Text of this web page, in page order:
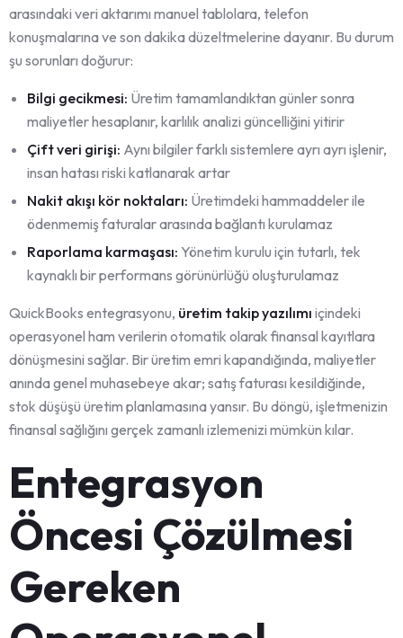
arasındaki veri aktarımı manuel tablolara, telefon
konuşmalarına ve son dakika düzeltmelerine dayanır. Bu durum
şu sorunları doğurur:
Bilgi gecikmesi: Üretim tamamlandıktan günler sonra
maliyetler hesaplanır, karlılık analizi güncelliğini yitirir
Çift veri girişi: Aynı bilgiler farklı sistemlere ayrı ayrı işlenir,
insan hatası riski katlanarak artar
Nakit akışı kör noktaları: Üretimdeki hammaddeler ile
ödenmemiş faturalar arasında bağlantı kurulamaz
Raporlama karmaşası: Yönetim kurulu için tutarlı, tek
kaynaklı bir performans görünürlüğü oluşturulamaz
QuickBooks entegrasyonu, üretim takip yazılımı içindeki
operasyonel ham verilerin otomatik olarak finansal kayıtlara
dönüşmesini sağlar. Bir üretim emri kapandığında, maliyetler
anında genel muhasebeye akar; satış faturası kesildiğinde,
stok düşüşü üretim planlamasına yansır. Bu döngü, işletmenizin
finansal sağlığını gerçek zamanlı izlemenizi mümkün kılar.
Entegrasyon
Öncesi Çözülmesi
Gereken